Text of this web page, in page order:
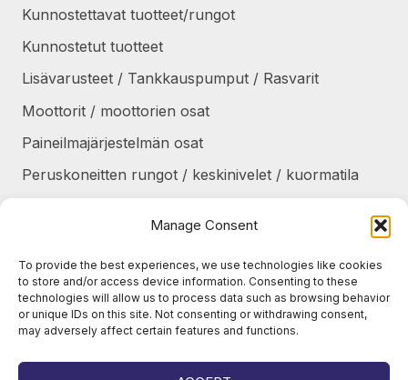
Manage Consent
To provide the best experiences, we use technologies like cookies
to store and/or access device information. Consenting to these
technologies will allow us to process data such as browsing behavior
or unique IDs on this site. Not consenting or withdrawing consent,
may adversely affect certain features and functions.
Kunnostettavat tuotteet/rungot
Kunnostetut tuotteet
Lisävarusteet / Tankkauspumput / Rasvarit
Moottorit / moottorien osat
Paineilmajärjestelmän osat
Peruskoneitten rungot / keskinivelet / kuormatila
Suojapellit / panssarit / portaat
Tankit / Säiliöt
Taukolämmittimet / osat
Voimansiirto